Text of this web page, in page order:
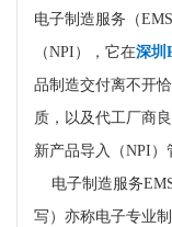
电子制造服务（EMS
（NPI ），它在深圳
品制造交付离不开
质，以及代工厂商
新产品导入（NPI ）
电子制造服务
写）亦称电子专业